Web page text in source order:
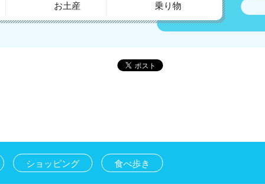
お土産 乗り物
ショッピング 食べ歩き